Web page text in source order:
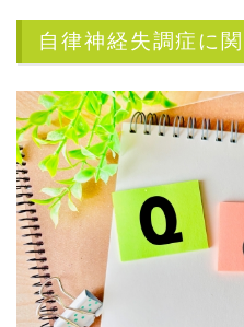
自律神経失調症に